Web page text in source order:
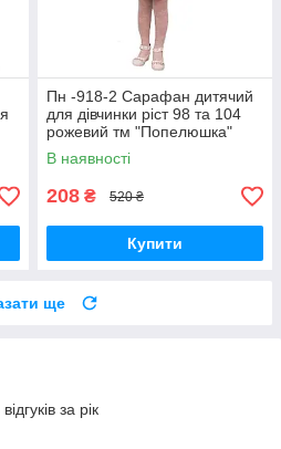
Пн -918-2 Сарафан дитячий
для дівчинки ріст 98 та 104
рожевий тм "Попелюшка"
В наявності
208 ₴ 520 ₴
Купити
ще
за рік